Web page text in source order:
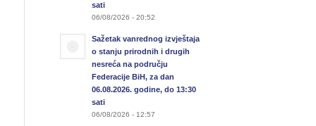
sati
06/08/2026 - 20:52
Sažetak vanrednog izvještaja
o stanju prirodnih i drugih
nesreća na području
Federacije BiH, za dan
06.08.2026. godine, do 13:30
sati
06/08/2026 - 12:57